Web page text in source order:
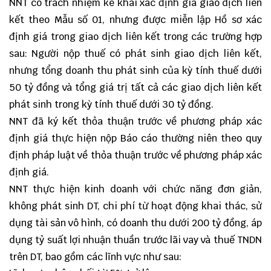
NNT có trách nhiệm kê khai xác định giá giao dịch liên
kết theo Mẫu số 01, nhưng được miễn l ập Hồ sơ xác
định giá trong giao dịch liên kếttrong các trường hợp
sau: Người nộp thuế có phát sinh giao dịch liên kết,
nhưng tổng doanh thu phát sinh của kỳ tính thuế dưới
50 tỷ đồng và tổng giá trị tất cả các giao dịch liên kết
phát sinh trong kỳ tính thuế dưới 30 tỷ đồng.
NNT đã ký kết thỏa thuận trước về phương pháp xác
định giá thực hiện nộp Báo cáo thường niên theo quy
định pháp luật về thỏa thuận trước về phương pháp xác
định giá.
NNT thực hiện kinh doanh với chức năng đơn giản,
không phát sinh DT, chi phí từ hoạt động khai thác, sử
dụng tài sản vô hình, có doanh thu dưới 200 tỷ đồng, áp
dụng tỷ suất lợi nhuận thuần trước lãi vay và thuế TNDN
trên DT, bao gồm các lĩnh vực như sau: